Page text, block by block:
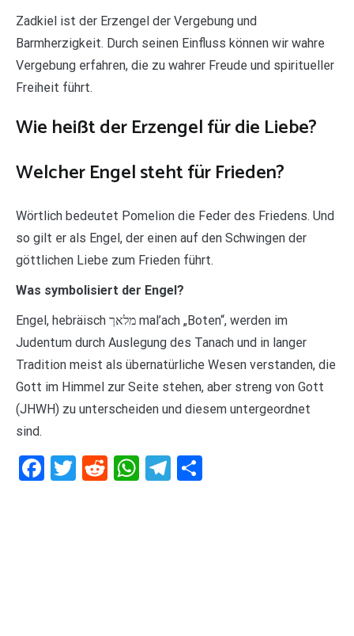
Zadkiel ist der Erzengel der Vergebung und
Barmherzigkeit. Durch seinen Einfluss können wir wahre
Vergebung erfahren, die zu wahrer Freude und spiritueller
Freiheit führt.
Wie heißt der Erzengel für die Liebe?
Welcher Engel steht für Frieden?
Wörtlich bedeutet Pomelion die Feder des Friedens. Und
so gilt er als Engel, der einen auf den Schwingen der
göttlichen Liebe zum Frieden führt.
Was symbolisiert der Engel?
Engel, hebräisch מלאך mal’ach „Boten“, werden im
Judentum durch Auslegung des Tanach und in langer
Tradition meist als übernatürliche Wesen verstanden, die
Gott im Himmel zur Seite stehen, aber streng von Gott
(JHWH) zu unterscheiden und diesem untergeordnet
sind.
Facebook
Twitter
RedditWhatsApp
Telegram